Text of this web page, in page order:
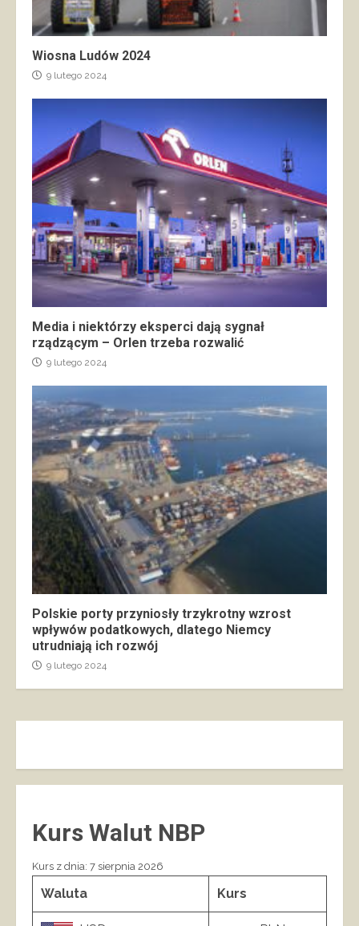
Wiosna Ludów 2024
9 lutego 2024
Media i niektórzy eksperci dają sygnał
rządzącym – Orlen trzeba rozwalić
9 lutego 2024
Polskie porty przyniosły trzykrotny wzrost
wpływów podatkowych, dlatego Niemcy
utrudniają ich rozwój
9 lutego 2024
Kurs Walut NBP
Kurs z dnia: 7 sierpnia 2026
Waluta Kurs